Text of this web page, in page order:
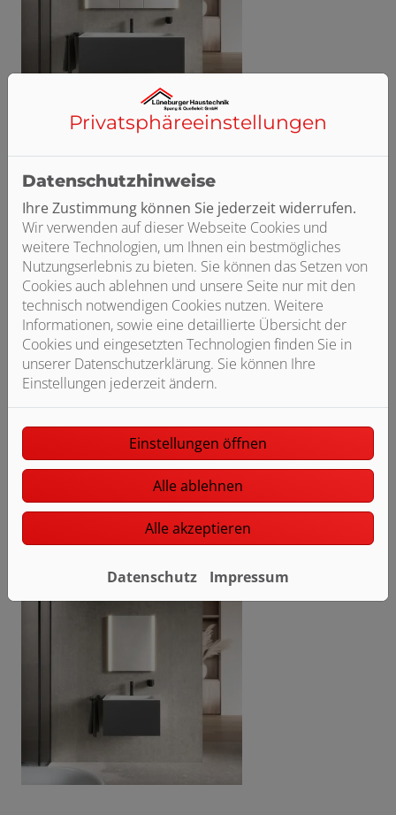
Privatsphäre­einstellungen
Datenschutzhinweise
Ihre Zustimmung können Sie jederzeit widerrufen.
Wir verwenden auf dieser Webseite Cookies und
weitere Technologien, um Ihnen ein bestmögliches
Nutzungserlebnis zu bieten. Sie können das Setzen von
Cookies auch ablehnen und unsere Seite nur mit den
technisch notwendigen Cookies nutzen. Weitere
Informationen, sowie eine detaillierte Übersicht der
Cookies und eingesetzten Technologien finden Sie in
unserer Datenschutzerklärung. Sie können Ihre
Einstellungen jederzeit ändern.
Einstellungen öffnen
Alle ablehnen
Alle akzeptieren
Datenschutz Impressum